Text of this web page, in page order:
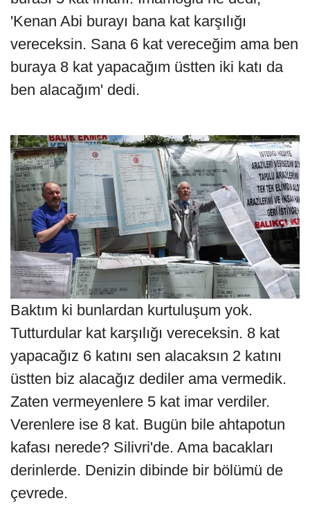
'Kenan Abi burayı bana kat karşılığı
vereceksin. Sana 6 kat vereceğim ama ben
buraya 8 kat yapacağım üstten iki katı da
ben alacağım' dedi.
Baktım ki bunlardan kurtuluşum yok.
Tutturdular kat karşılığı vereceksin. 8 kat
yapacağız 6 katını sen alacaksın 2 katını
üstten biz alacağız dediler ama vermedik.
Zaten vermeyenlere 5 kat imar verdiler.
Verenlere ise 8 kat. Bugün bile ahtapotun
kafası nerede? Silivri'de. Ama bacakları
derinlerde. Denizin dibinde bir bölümü de
çevrede.